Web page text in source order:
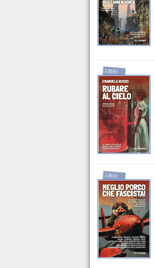
LIBRI
LIBRI